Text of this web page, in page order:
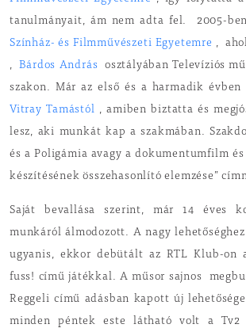
tanulmányait, ám nem adta fel. 2005-
Színház- és Filmművészeti Egyetemre ,
,Bárdos András
osztályában Televíziós
szakon. Már az első és a harmadik
Vitray Tamástól , amiben biztatta és
lesz, aki munkát kap a szakmában.
és a Poligámia avagy a dokumentumfilm
készítésének összehasonlító elemzése”
Saját bevallása szerint, már 14 éves
munkáról álmodozott. A nagy
ugyanis, ekkor debütált az RTL Klub-on
fuss! című játékkal. A műsor sajnos
Reggeli című adásban kapott új
minden péntek este látható volt a Tv2